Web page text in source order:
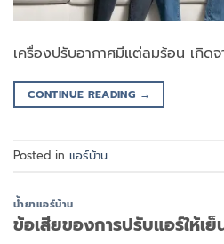
เครื่องปรับอากาศมีแต่ลมร้อน เกิด
CONTINUE READING →
Posted in แอร์บ้าน
น้ำยาแอร์บ้าน
ข้อเสียของการปรับแอร์ให้เย็